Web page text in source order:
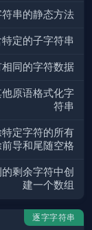
串的静态方法
定的子字符串
同的字符数据
原语格式化字
符串
定字符的所有
导和尾随空格
剩余字符中创
建一个数组
逐字字符串